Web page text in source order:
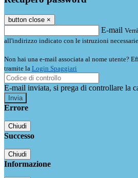
button close ×
E-mail
all'indirizzo indicato con le istruzioni
Non hai una e-mail associata al nome utente?
tramite la Login Spaggiari
E-mail inviata, si prega di controllare la
Errore
Chiudi
Successo
Chiudi
Informazione